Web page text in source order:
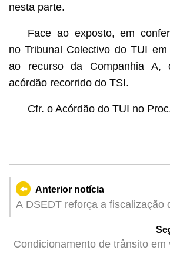
nesta parte.
Face ao exposto, em
no Tribunal Colectivo do TUI
ao recurso da Companhia A,
acórdão recorrido do TSI.
Cfr. o Acórdão do TUI no
Anterior notícia
A DSEDT reforça a fiscalização
implementação ordenada do
para preços de diesel”
Condicionamento de trânsito em